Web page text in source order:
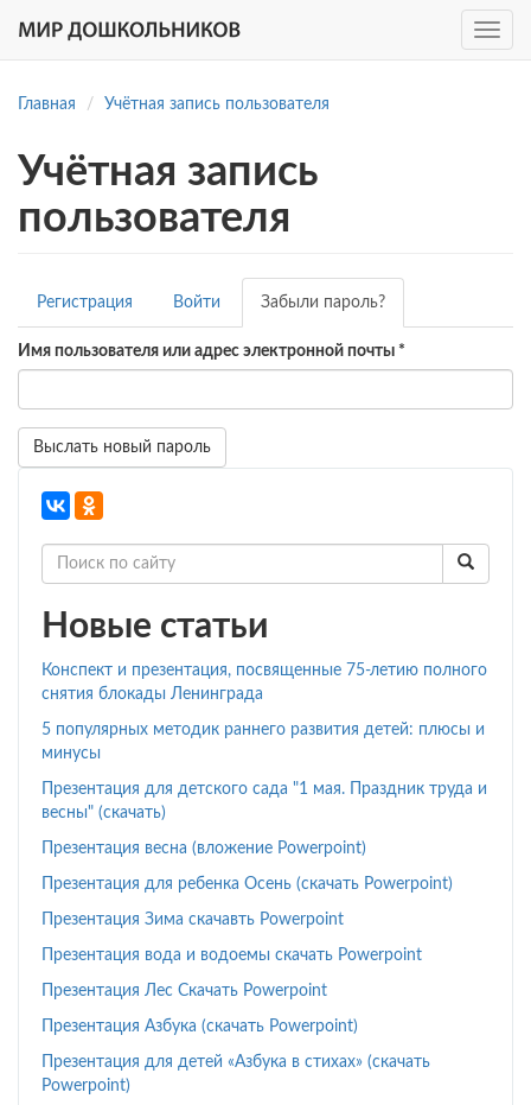
Toggle
Главная Учётная запись пользователя
Учётная запись
пользователя
Главные
вкладки
Регистрация Войти Забыли пароль?
вкладка)
Имя пользователя или адрес электронной почты *
Выслать новый пароль
Новые статьи
Конспект и презентация, посвященные 75-летию полного
снятия блокады Ленинграда
5 популярных методик раннего развития детей: плюсы и
минусы
Презентация для детского сада "1 мая. Праздник труда и
весны" (скачать)
Презентация весна (вложение Powerpoint)
Презентация для ребенка Осень (скачать Powerpoint)
Презентация Зима скачавть Powerpoint
Презентация вода и водоемы скачать Powerpoint
Презентация Лес Скачать Powerpoint
Презентация Азбука (скачать Powerpoint)
Презентация для детей «Азбука в стихах» (скачать
Powerpoint)